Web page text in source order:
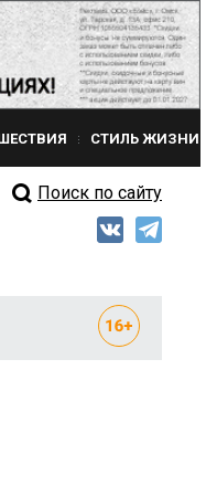
СТИЛЬ ЖИЗНИ
Поиск по сайту